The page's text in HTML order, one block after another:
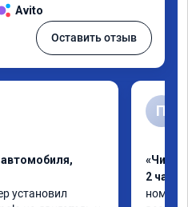
Avito
Оставить отзыв
установил
П
«Чип
2 часа»
номер